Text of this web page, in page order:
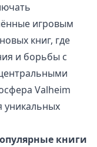
игровым
книг, где
и борьбы с
Valheim
уникальных
книги